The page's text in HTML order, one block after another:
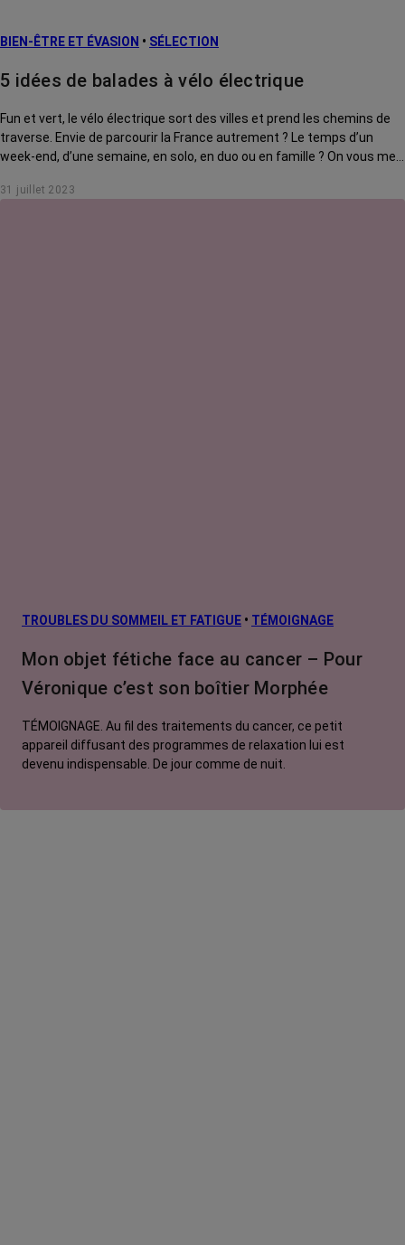
BIEN-ÊTRE ET ÉVASION • SÉLECTION
5 idées de balades à vélo électrique
Fun et vert, le vélo électrique sort des villes et prend les chemins de
traverse. Envie de parcourir la France autrement ? Le temps d’un
week-end, d’une semaine, en solo, en duo ou en famille ? On vous met
31 juillet 2023
TROUBLES DU SOMMEIL ET FATIGUE • TÉMOIGNAGE
Mon objet fétiche face au cancer – Pour
Véronique c’est son boîtier Morphée
TÉMOIGNAGE. Au fil des traitements du cancer, ce petit
appareil diffusant des programmes de relaxation lui est
devenu indispensable. De jour comme de nuit.